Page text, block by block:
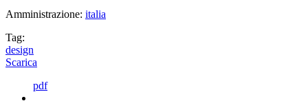
Amministrazione: italia
Tag:
design
Scarica
pdf